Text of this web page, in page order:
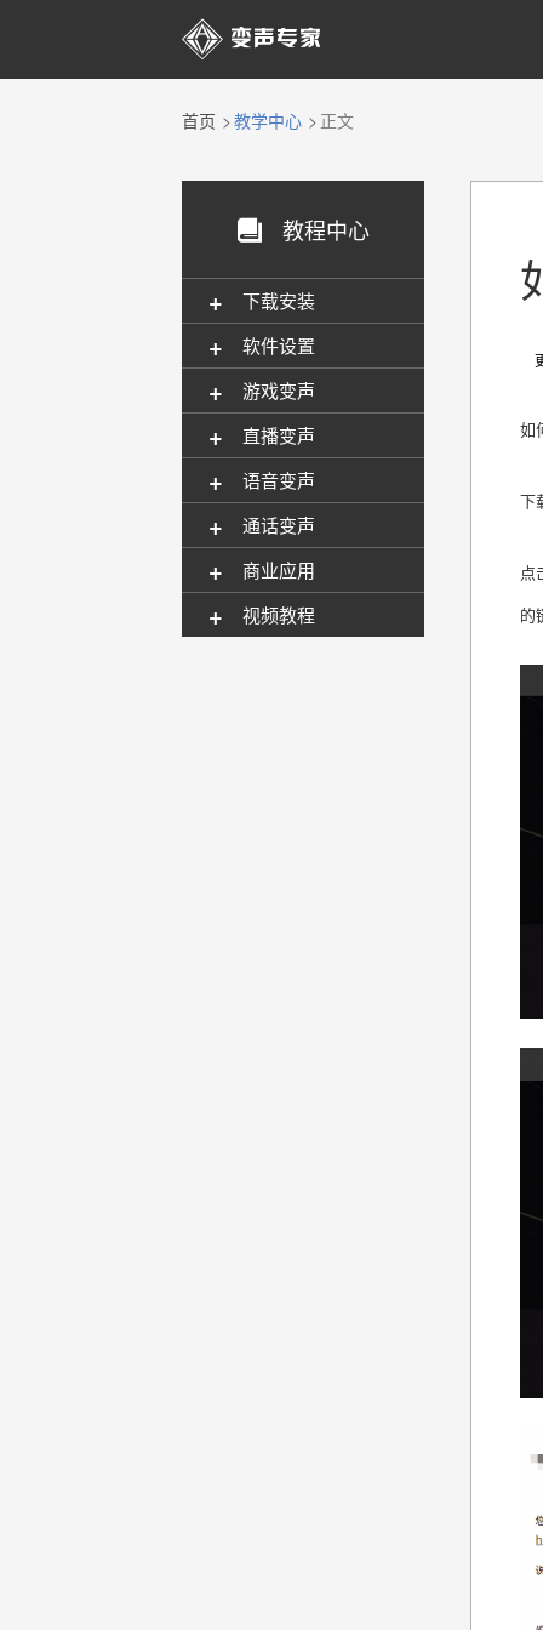

首页 教学中心 正文
 教程中心
下载安装
+
软件设置
+
游戏变声
+
直播变声
+
语音变声
+
通话变声
+
商业应用
+
视频教程
+
如
下
点
的